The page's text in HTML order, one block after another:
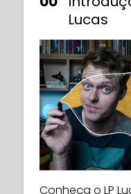
Lucas
Conheça o LP